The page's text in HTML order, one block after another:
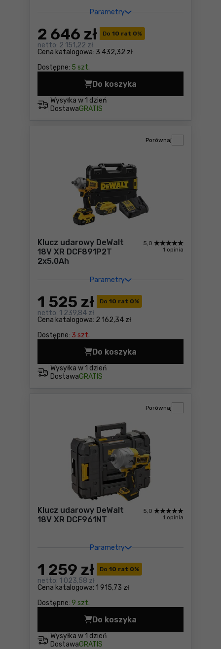
Parametry
Do 10 rat 0%
Cena katalogowa: 3 432,32 zł
2 646 zł
netto: 2 151,22 zł
Dostępne: 5 szt.
Wysyłka w 1 dzień
DostawaGRATIS
Do koszyka
Gwoździarka do betonu
Klucz udarowy DeWalt
18V XR DCF891P2T
2x5.0Ah
Parametry
5,0
1 opinia
Do 10 rat 0%
Cena katalogowa: 2 162,34 zł
1 525 zł
netto: 1 239,84 zł
Dostępne: 3 szt.
Porównaj
Wysyłka w 1 dzień
DostawaGRATIS
Do koszyka
Klucz udarowy DeWalt 18V
Klucz udarowy DeWalt
18V XR DCF961NT
Parametry
5,0
1 opinia
Do 10 rat 0%
Cena katalogowa: 1 915,73 zł
1 259 zł
netto: 1 023,58 zł
Dostępne: 9 szt.
Porównaj
Wysyłka w 1 dzień
DostawaGRATIS
Do koszyka
Klucz udarowy DeWalt 18V